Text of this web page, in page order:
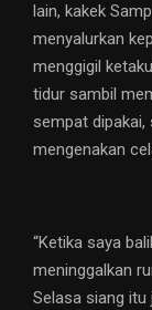
lain, kakek
menyalurkan
menggigil
tidur sambil
sempat dipakai,
mengenakan
“Ketika saya
meninggalkan
Selasa siang itu